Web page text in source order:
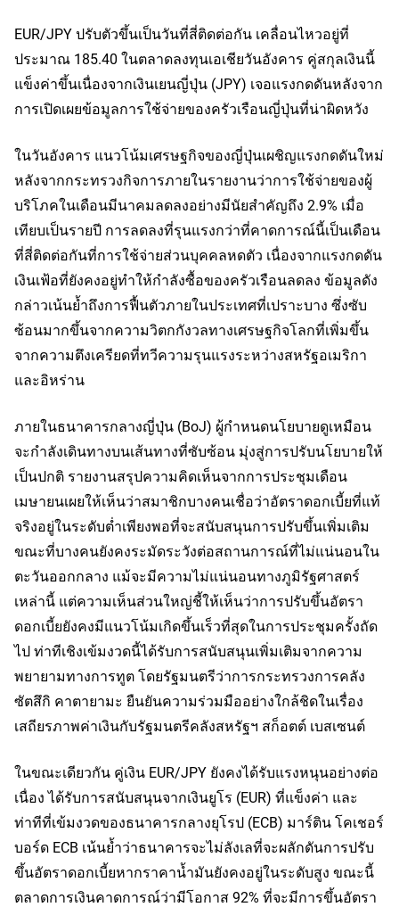
EUR/JPY ปรับตัวขึ้นเป็นวันที่สี่ติดต่อกัน เคลื่อนไหวอยู่ที่
ประมาณ 185.40 ในตลาดลงทุนเอเชียวันอังคาร คู่สกุลเงินนี้
แข็งค่าขึ้นเนื่องจากเงินเยนญี่ปุ่น (JPY) เจอแรงกดดันหลังจาก
การเปิดเผยข้อมูลการใช้จ่ายของครัวเรือนญี่ปุ่นที่น่าผิดหวัง
ในวันอังคาร แนวโน้มเศรษฐกิจของญี่ปุ่นเผชิญแรงกดดันใหม่
หลังจากกระทรวงกิจการภายในรายงานว่าการใช้จ่ายของผู้
บริโภคในเดือนมีนาคมลดลงอย่างมีนัยสำคัญถึง 2.9% เมื่อ
เทียบเป็นรายปี การลดลงที่รุนแรงกว่าที่คาดการณ์นี้เป็นเดือน
ที่สี่ติดต่อกันที่การใช้จ่ายส่วนบุคคลหดตัว เนื่องจากแรงกดดัน
เงินเฟ้อที่ยังคงอยู่ทำให้กำลังซื้อของครัวเรือนลดลง ข้อมูลดัง
กล่าวเน้นย้ำถึงการฟื้นตัวภายในประเทศที่เปราะบาง ซึ่งซับ
ซ้อนมากขึ้นจากความวิตกกังวลทางเศรษฐกิจโลกที่เพิ่มขึ้น
จากความตึงเครียดที่ทวีความรุนแรงระหว่างสหรัฐอเมริกา
และอิหร่าน
ภายในธนาคารกลางญี่ปุ่น (BoJ) ผู้กำหนดนโยบายดูเหมือน
จะกำลังเดินทางบนเส้นทางที่ซับซ้อน มุ่งสู่การปรับนโยบายให้
เป็นปกติ รายงานสรุปความคิดเห็นจากการประชุมเดือน
เมษายนเผยให้เห็นว่าสมาชิกบางคนเชื่อว่าอัตราดอกเบี้ยที่แท้
จริงอยู่ในระดับต่ำเพียงพอที่จะสนับสนุนการปรับขึ้นเพิ่มเติม
ขณะที่บางคนยังคงระมัดระวังต่อสถานการณ์ที่ไม่แน่นอนใน
ตะวันออกกลาง แม้จะมีความไม่แน่นอนทางภูมิรัฐศาสตร์
เหล่านี้ แต่ความเห็นส่วนใหญ่ชี้ให้เห็นว่าการปรับขึ้นอัตรา
ดอกเบี้ยยังคงมีแนวโน้มเกิดขึ้นเร็วที่สุดในการประชุมครั้งถัด
ไป ท่าทีเชิงเข้มงวดนี้ได้รับการสนับสนุนเพิ่มเติมจากความ
พยายามทางการทูต โดยรัฐมนตรีว่าการกระทรวงการคลัง
ซัตสึกิ คาตายามะ ยืนยันความร่วมมืออย่างใกล้ชิดในเรื่อง
เสถียรภาพค่าเงินกับรัฐมนตรีคลังสหรัฐฯ สก็อตต์ เบสเซนต์
ในขณะเดียวกัน คู่เงิน EUR/JPY ยังคงได้รับแรงหนุนอย่างต่อ
เนื่อง ได้รับการสนับสนุนจากเงินยูโร (EUR) ที่แข็งค่า และ
ท่าทีที่เข้มงวดของธนาคารกลางยุโรป (ECB) มาร์ติน โคเชอร์
บอร์ด ECB เน้นย้ำว่าธนาคารจะไม่ลังเลที่จะผลักดันการปรับ
ขึ้นอัตราดอกเบี้ยหากราคาน้ำมันยังคงอยู่ในระดับสูง ขณะนี้
ตลาดการเงินคาดการณ์ว่ามีโอกาส 92% ที่จะมีการขึ้นอัตรา